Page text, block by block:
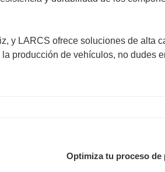
y LARCS ofrece soluciones de alta
producción de vehículos, no dudes
Optimiza tu proceso